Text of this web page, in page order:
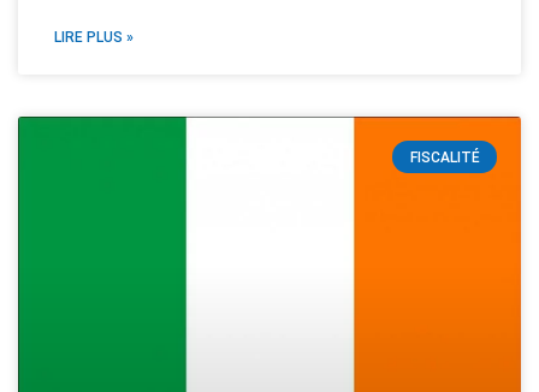
LIRE PLUS »
FISCALITÉ